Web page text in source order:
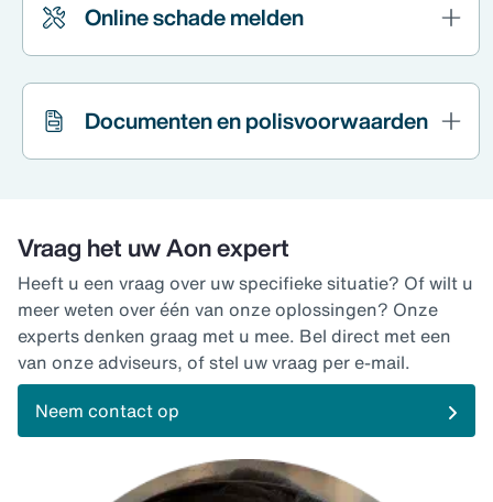
Online schade melden
Documenten en polisvoorwaarden
Vraag het uw Aon expert
Heeft u een vraag over uw specifieke situatie? Of wilt u
meer weten over één van onze oplossingen? Onze
experts denken graag met u mee. Bel direct met een
van onze adviseurs, of stel uw vraag per e-mail.
Neem contact op